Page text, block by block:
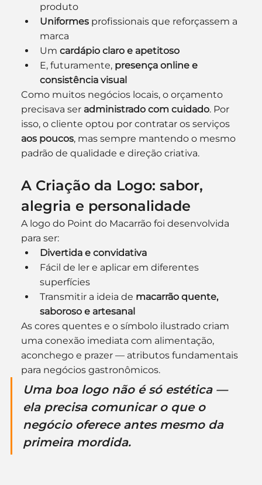
produto
Uniformes profissionais que reforçassem a
marca
Um cardápio claro e apetitoso
E, futuramente, presença online e
consistência visual
Como muitos negócios locais, o orçamento
precisava ser administrado com cuidado. Por
isso, o cliente optou por contratar os serviços
aos poucos, mas sempre mantendo o mesmo
padrão de qualidade e direção criativa.
A Criação da Logo: sabor,
alegria e personalidade
A logo do Point do Macarrão foi desenvolvida
para ser:
Divertida e convidativa
Fácil de ler e aplicar em diferentes
superfícies
Transmitir a ideia de macarrão quente,
saboroso e artesanal
As cores quentes e o símbolo ilustrado criam
uma conexão imediata com alimentação,
aconchego e prazer — atributos fundamentais
para negócios gastronômicos.
Uma boa logo não é só estética —
ela precisa comunicar o que o
negócio oferece antes mesmo da
primeira mordida.